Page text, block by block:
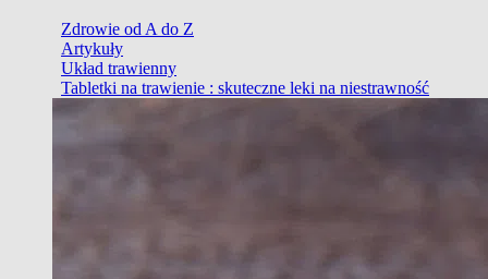
Zdrowie od A do Z
Artykuły
Układ trawienny
Tabletki na trawienie : skuteczne leki na niestrawność